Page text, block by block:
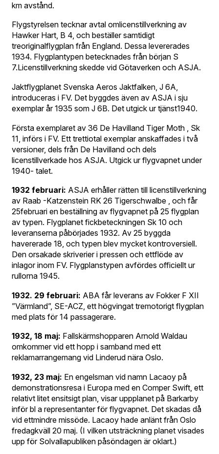
km avstånd.
Flygstyrelsen tecknar avtal omlicenstillverkning av
Hawker Hart, B 4, och beställer samtidigt
treoriginalflygplan från England. Dessa levererades
1934. Flygplantypen betecknades från början S
7.Licenstillverkning skedde vid Götaverken och ASJA.
Jaktflygplanet Svenska Aeros Jaktfalken, J 6A,
introduceras i FV. Det byggdes även av ASJA i sju
exemplar år 1935 som J 6B. Det utgick ur tjänst1940.
Första exemplaret av 36 De Havilland Tiger Moth , Sk
11, införs i FV. Ett trettiotal exemplar anskaffades i två
versioner, dels från De Havilland och dels
licenstillverkade hos ASJA. Utgick ur flygvapnet under
1940- talet.
1932 februari: ASJA erhåller rätten till licenstillverkning
av Raab -Katzenstein RK 26 Tigerschwalbe , och får
25februari en beställning av flygvapnet på 25 flygplan
av typen. Flygplanet fickbeteckningen Sk 10 och
leveranserna påbörjades 1932. Av 25 byggda
havererade 18, och typen blev mycket kontroversiell.
Den orsakade skriverier i pressen och ettflöde av
inlagor inom FV. Flygplanstypen avfördes officiellt ur
rullorna 1945.
1932. 29 februari: ABA får leverans av Fokker F XII
”Värmland”, SE-ACZ, ett högvingat tremotorigt flygplan
med plats för 14 passagerare.
1932, 18 maj: Fallskärmshopparen Arnold Waldau
omkommer vid ett hopp i samband med ett
reklamarrangemang vid Linderud nära Oslo.
1932, 23 maj: En engelsman vid namn Lacaoy på
demonstrationsresa i Europa med en Comper Swift, ett
relativt litet ensitsigt plan, visar uppplanet på Barkarby
inför bl a representanter för flygvapnet. Det skadas då
vid ettmindre missöde. Lacaoy hade anlänt från Oslo
fredagkväll 20 maj. (I vilken utsträckning planet visades
upp för Solvallapubliken påsöndagen är oklart.)